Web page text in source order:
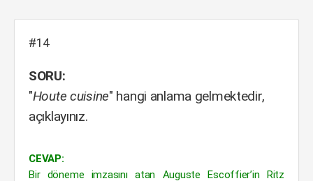
#14
SORU:
"Houte cuisine" hangi anlama gelmektedir,
açıklayınız.
CEVAP:
Bir döneme imzasını atan Auguste Escoffier’in Ritz